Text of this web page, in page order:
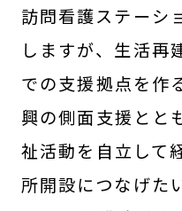
訪問看護ステーシ
しますが、生活再
での支援拠点を作
興の側面支援とと
祉活動を自立して
所開設につなげた